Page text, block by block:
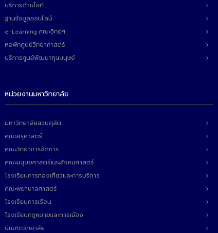
บริการด้านไอที
ฐานข้อมูลออนไลน์
e-Learning คณะวิทย์ฯ
หอพักศูนย์วิทยาศาสตร์
บริการศูนย์พัฒนาทุนมนุษย์
หน่วยงานมหาวิทยาลัย
มหาวิทยาลัยสวนดุสิต
คณะครุศาสตร์
คณะวิทยาการจัดการ
คณะมนุษยศาสตร์และสังคมศาสตร์
โรงเรียนการท่องเที่ยวและการบริการ
คณะพยาบาลศาสตร์
โรงเรียนการเรือน
โรงเรียนกฎหมายและการเมือง
บัณฑิตวิทยาลัย